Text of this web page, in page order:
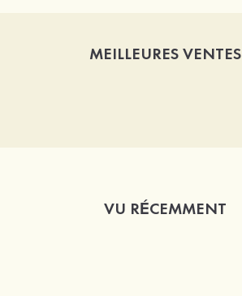
MEILLEURES VENTES
VU RÉCEMMENT